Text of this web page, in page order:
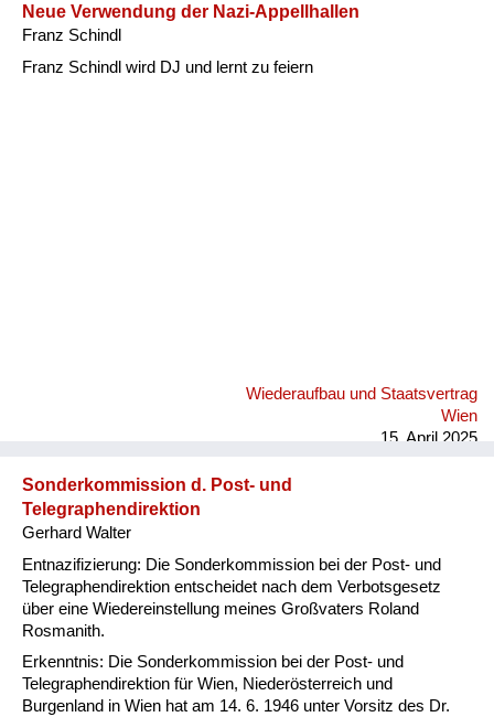
Neue Verwendung der Nazi-Appellhallen
Franz Schindl
Franz Schindl wird DJ und lernt zu feiern
Wiederaufbau und Staatsvertrag
Wien
15. April 2025
Sonderkommission d. Post- und
Telegraphendirektion
Gerhard Walter
Entnazifizierung: Die Sonderkommission bei der Post- und
Telegraphendirektion entscheidet nach dem Verbotsgesetz
über eine Wiedereinstellung meines Großvaters Roland
Rosmanith.
Erkenntnis: Die Sonderkommission bei der Post- und
Telegraphendirektion für Wien, Niederösterreich und
Burgenland in Wien hat am 14. 6. 1946 unter Vorsitz des Dr.